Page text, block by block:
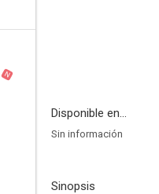
N
Disponible en...
Sin información
Sinopsis